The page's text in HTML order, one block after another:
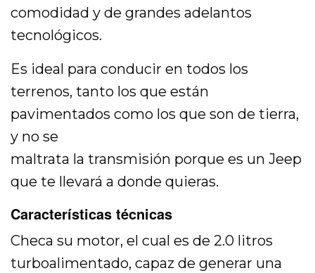
comodidad y de grandes adelantos
tecnológicos.
Es ideal para conducir en todos los
terrenos, tanto los que están
pavimentados como los que son de tierra,
y no se
maltrata la transmisión porque es un Jeep
que te llevará a donde quieras.
Características técnicas
Checa su motor, el cual es de 2.0 litros
turboalimentado, capaz de generar una